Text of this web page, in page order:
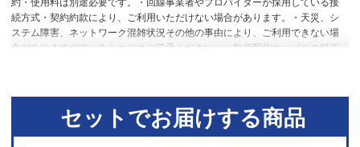
続方式・契約約款により、ご利用いただけない場合があります。・天災、シ
ステム障害、ネットワーク混雑状況その他の事由により、ご利用できない場
合がありますので、あらかじめご了承ください。・動画配信サービスの録画
にはインターネットへの接続環境が必要です。詳しくは、メーカーHPの[ネッ
トワークに関するご注意] をご覧ください。・ おまかせ録画は、「みるコレ
パック」でお好きなテーマ（みるコレパック）におまかせ録画を登録するこ
セットでお届けする商品